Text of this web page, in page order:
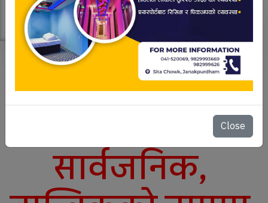
Close
मदरसा शिक्षकको
अश्लील भिडियो
सार्वजनिक,